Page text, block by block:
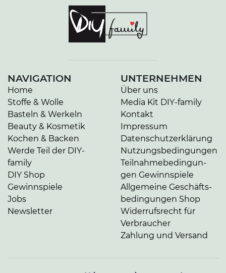
NAVIGATION
Home
Stoffe & Wolle
Basteln & Werkeln
Beauty & Kosmetik
Kochen & Backen
Werde Teil der DIY-
family
DIY Shop
Gewinnspiele
Jobs
Newsletter
UNTERNEHMEN
Über uns
Media Kit DIY-family
Kontakt
Impressum
Da­ten­schutz­er­klä­rung
Nut­zungs­be­din­gun­gen
Teil­nah­me­be­din­gun­
gen Gewinnspiele
Allgemeine Ge­schäfts­
be­din­gun­gen Shop
Widerrufsrecht für
Verbraucher
Zahlung und Versand